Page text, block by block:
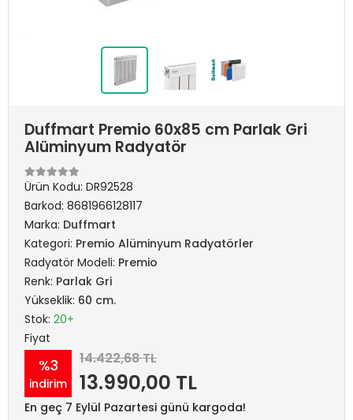
Duffmart Premio 60x85 cm Parlak Gri
Alüminyum Radyatör
Ürün Kodu: DR92528
Barkod: 8681966128117
Marka: Duffmart
Kategori: Premio Alüminyum Radyatörler
Radyatör Modeli: Premio
Renk: Parlak Gri
Yükseklik: 60 cm.
Stok: 20+
Fiyat
%3
indirim
14.422,68 TL
13.990,00 TL
En geç 7 Eylül Pazartesi günü kargoda!